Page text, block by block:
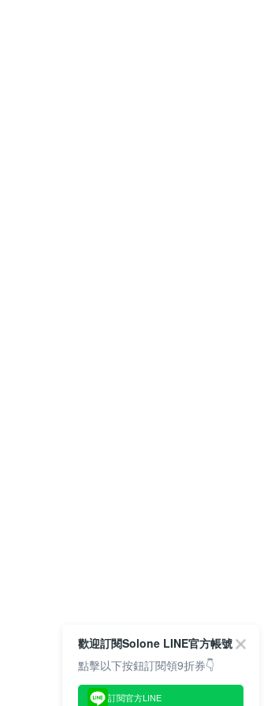
歡迎訂閱Solone LINE官方帳號
點擊以下按鈕訂閱領9折券👇
訂閱官方LINE